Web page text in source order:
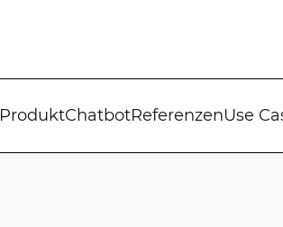
ProduktChatbotReferenzenUse